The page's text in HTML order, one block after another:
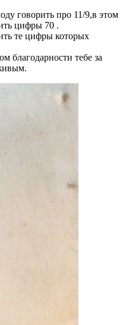
говорить про 11/9,в этом
цифры 70 .
те цифры которых
благодарности тебе за